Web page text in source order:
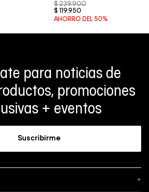
$ 239.900
$ 119.950
AHORRO DEL 50%
para noticias de
promociones
+ eventos
Suscribirme
+